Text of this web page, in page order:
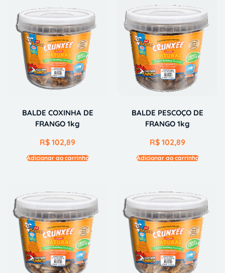
BALDE COXINHA DE
FRANGO 1kg
R$ 102,89
Adicionar ao carrinho
BALDE PESCOÇO DE
FRANGO 1kg
R$ 102,89
Adicionar ao carrinho